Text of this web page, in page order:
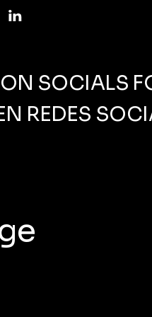
SOCIALS
REDES